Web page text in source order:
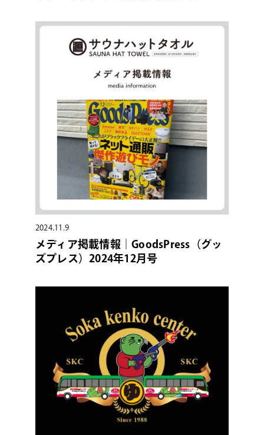
2024.11.9
メディア掲載情報｜GoodsPress（グッ
ズプレス）2024年12月号